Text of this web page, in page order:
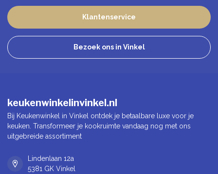
Klantenservice
Bezoek ons in Vinkel
keukenwinkelinvinkel.nl
Bij Keukenwinkel in Vinkel ontdek je betaalbare luxe voor je
keuken. Transformeer je kookruimte vandaag nog met ons
uitgebreide assortiment
Lindenlaan 12a
5381 GK Vinkel